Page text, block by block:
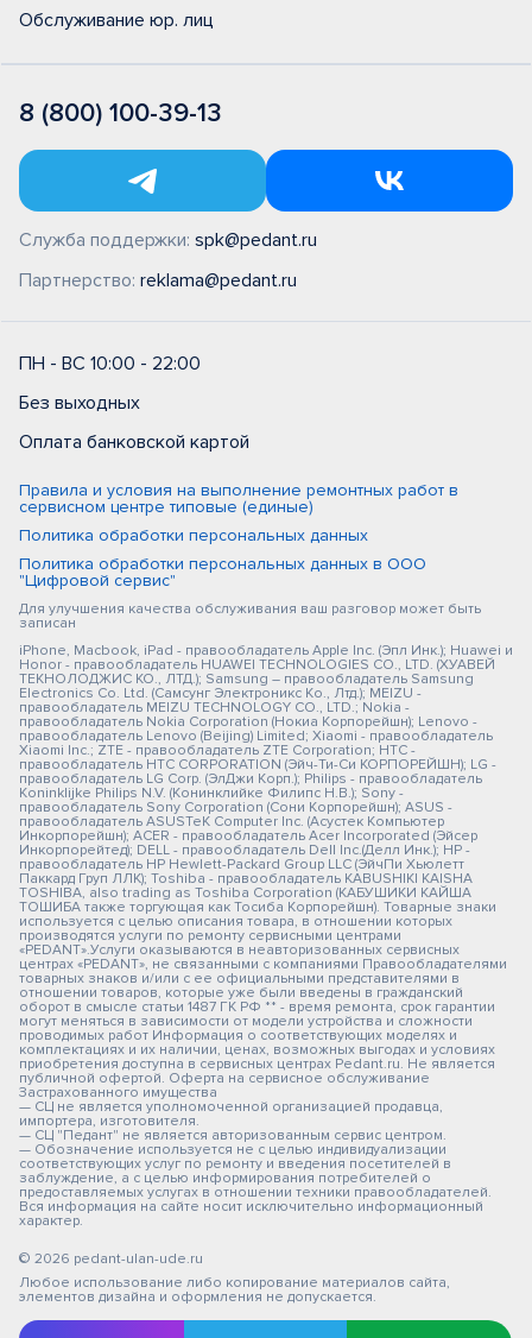
Обслуживание юр. лиц
8 (800) 100-39-13
Служба поддержки: spk@pedant.ru
Партнерство: reklama@pedant.ru
ПН - ВС 10:00 - 22:00
Без выходных
Оплата банковской картой
Правила и условия на выполнение ремонтных работ в
сервисном центре типовые (единые)
Политика обработки персональных данных
Политика обработки персональных данных в ООО
"Цифровой сервис"
Для улучшения качества обслуживания ваш разговор может быть
записан
iPhone, Macbook, iPad - правообладатель Apple Inc. (Эпл Инк.); Huawei и
Honor - правообладатель HUAWEI TECHNOLOGIES CO., LTD. (ХУАВЕЙ
ТЕКНОЛОДЖИС КО., ЛТД.); Samsung – правообладатель Samsung
Electronics Co. Ltd. (Самсунг Электроникс Ко., Лтд.); MEIZU -
правообладатель MEIZU TECHNOLOGY CO., LTD.; Nokia -
правообладатель Nokia Corporation (Нокиа Корпорейшн); Lenovo -
правообладатель Lenovo (Beijing) Limited; Xiaomi - правообладатель
Xiaomi Inc.; ZTE - правообладатель ZTE Corporation; HTC -
правообладатель HTC CORPORATION (Эйч-Ти-Си КОРПОРЕЙШН); LG -
правообладатель LG Corp. (ЭлДжи Корп.); Philips - правообладатель
Koninklijke Philips N.V. (Конинклийке Филипс Н.В.); Sony -
правообладатель Sony Corporation (Сони Корпорейшн); ASUS -
правообладатель ASUSTeK Computer Inc. (Асустек Компьютер
Инкорпорейшн); ACER - правообладатель Acer Incorporated (Эйсер
Инкорпорейтед); DELL - правообладатель Dell Inc.(Делл Инк.); HP -
правообладатель HP Hewlett-Packard Group LLC (ЭйчПи Хьюлетт
Паккард Груп ЛЛК); Toshiba - правообладатель KABUSHIKI KAISHA
TOSHIBA, also trading as Toshiba Corporation (КАБУШИКИ КАЙША
ТОШИБА также торгующая как Тосиба Корпорейшн). Товарные знаки
используется с целью описания товара, в отношении которых
производятся услуги по ремонту сервисными центрами
«PEDANT».Услуги оказываются в неавторизованных сервисных
центрах «PEDANT», не связанными с компаниями Правообладателями
товарных знаков и/или с ее официальными представителями в
отношении товаров, которые уже были введены в гражданский
оборот в смысле статьи 1487 ГК РФ ** - время ремонта, срок гарантии
могут меняться в зависимости от модели устройства и сложности
проводимых работ Информация о соответствующих моделях и
комплектациях и их наличии, ценах, возможных выгодах и условиях
приобретения доступна в сервисных центрах Pedant.ru. Не является
публичной офертой. Оферта на сервисное обслуживание
Застрахованного имущества
— СЦ не является уполномоченной организацией продавца,
импортера, изготовителя.
— СЦ "Педант" не является авторизованным сервис центром.
— Обозначение используется не с целью индивидуализации
соответствующих услуг по ремонту и введения посетителей в
заблуждение, а с целью информирования потребителей о
предоставляемых услугах в отношении техники правообладателей.
Вся информация на сайте носит исключительно информационный
характер.
© 2026 pedant-ulan-ude.ru
Любое использование либо копирование материалов сайта,
элементов дизайна и оформления не допускается.